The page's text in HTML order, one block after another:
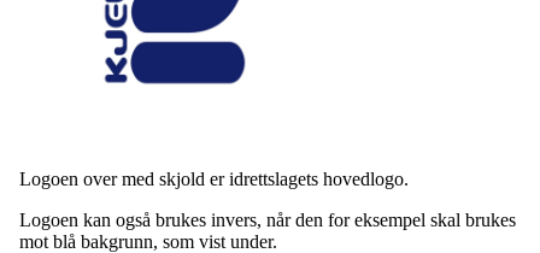
Logoen over med skjold er idrettslagets hovedlogo.
Logoen kan også brukes invers, når den for eksempel skal brukes
mot blå bakgrunn, som vist under.